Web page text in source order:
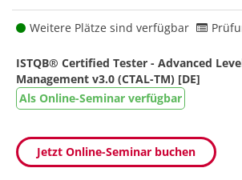
Weitere Plätze sind verfügbar
ISTQB® Certified Tester - Advanced
Management v3.0 (CTAL-TM) [DE]
Als Online-Seminar verfügbar
Jetzt Online-Seminar buchen